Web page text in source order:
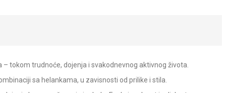
tokom trudnoće, dojenja i svakodnevnog aktivnog života.
sa helankama, u zavisnosti od prilike i stila.